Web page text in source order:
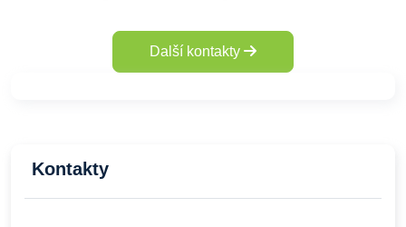
Další kontakty
Kontakty